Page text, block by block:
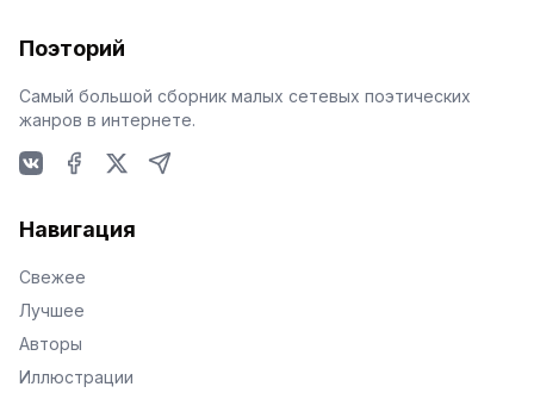
Поэторий
Самый большой сборник малых сетевых поэтических
жанров в интернете.
Навигация
Свежее
Лучшее
Авторы
Иллюстрации